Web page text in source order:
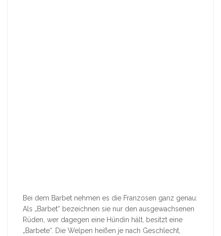
Bei dem Barbet nehmen es die Franzosen ganz genau:
Als „Barbet“ bezeichnen sie nur den ausgewachsenen
Rüden, wer dagegen eine Hündin hält, besitzt eine
„Barbete“. Die Welpen heißen je nach Geschlecht,